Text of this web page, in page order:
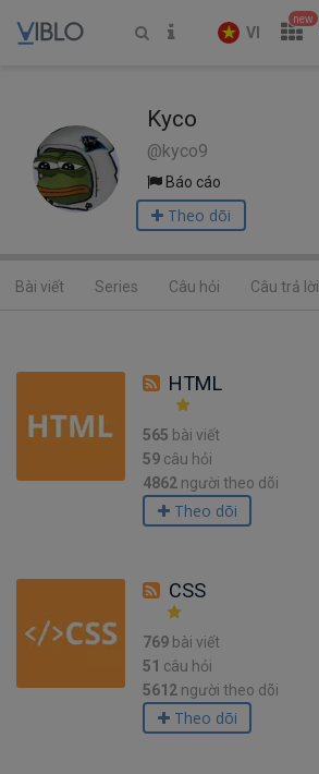
VI
new
Kyco
@kyco9
Báo cáo
Theo dõi
Bài viết Series Câu hỏi Câu trả lời
HTML
565 bài viết
59 câu hỏi
4862 người theo dõi
Theo dõi
CSS
769 bài viết
51 câu hỏi
5612 người theo dõi
Theo dõi